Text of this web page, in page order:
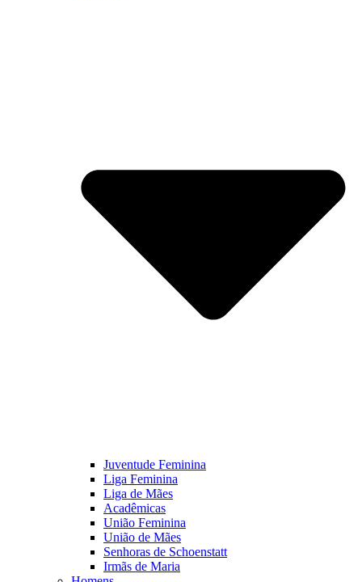
Juventude Feminina
Liga Feminina
Liga de Mães
Acadêmicas
União Feminina
União de Mães
Senhoras de Schoenstatt
Irmãs de Maria